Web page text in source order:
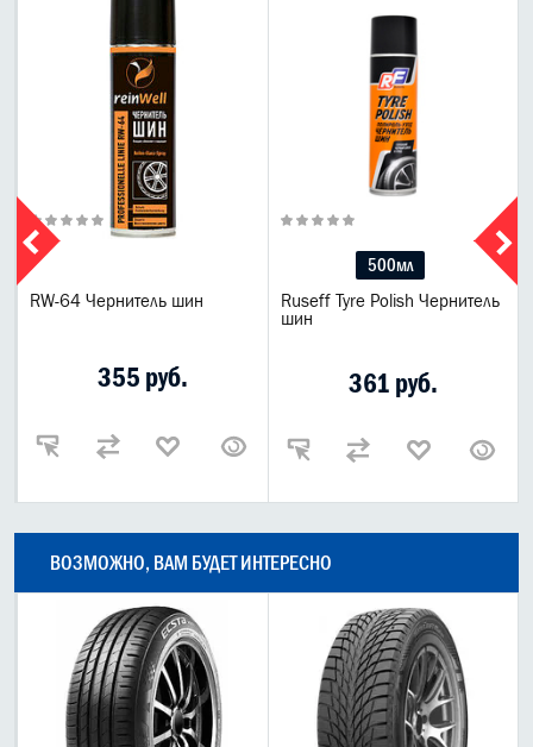
RW-64 Чернитель шин
355 руб.
500мл
Ruseff Tyre Polish Чернитель
шин
361 руб.
ВОЗМОЖНО, ВАМ БУДЕТ ИНТЕРЕСНО